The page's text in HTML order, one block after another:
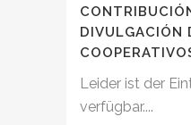
DIVULGACIÓN
Leider ist der
verfügbar....